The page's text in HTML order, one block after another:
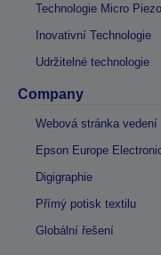
Technologie Micro Piezo
Inovativní Technologie
Udržitelné technologie
Company
Webová stránka vedení
Epson Europe
Digigraphie
Přímý potisk textilu
Globální řešení